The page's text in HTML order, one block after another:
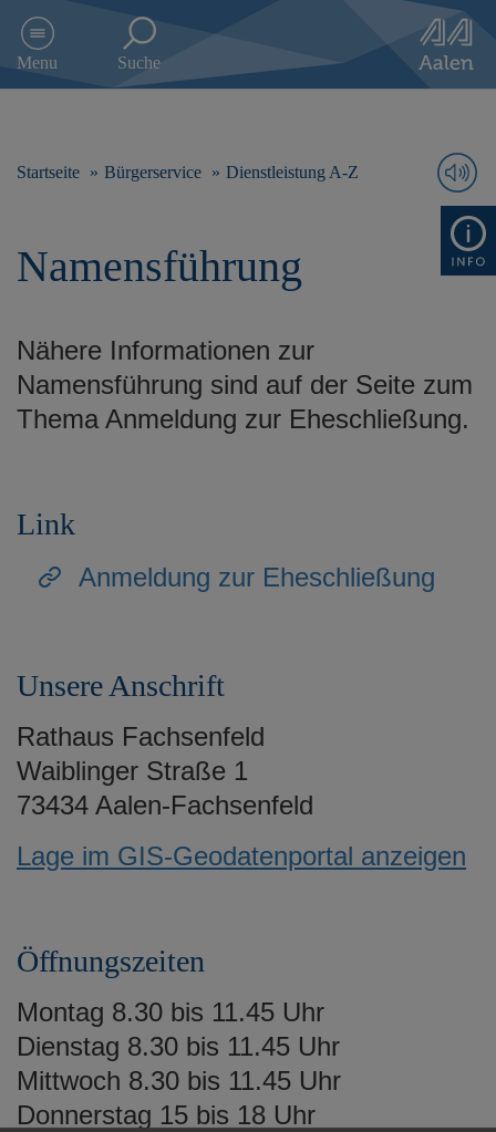
e
Menu Suche
Startseite Bürgerservice Dienstleistung A-Z
Namensführung
Nähere Informationen zur
Namensführung sind auf der Seite zum
Thema Anmeldung zur Eheschließung.
Link
Anmeldung zur Eheschließung
Unsere Anschrift
Rathaus Fachsenfeld
Waiblinger Straße 1
73434 Aalen-Fachsenfeld
Lage im GIS-Geodatenportal anzeigen
Öffnungszeiten
Montag 8.30 bis 11.45 Uhr
Dienstag 8.30 bis 11.45 Uhr
Mittwoch 8.30 bis 11.45 Uhr
Donnerstag 15 bis 18 Uhr